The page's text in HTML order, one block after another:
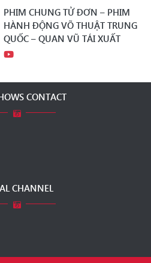
PHIM CHUNG TỬ ĐƠN – PHIM
HÀNH ĐỘNG VÕ THUẬT TRUNG
QUỐC – QUAN VŨ TÁI XUẤT
CONTACT
CHANNEL